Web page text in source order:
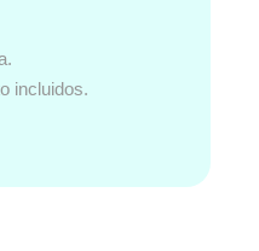
incluidos.